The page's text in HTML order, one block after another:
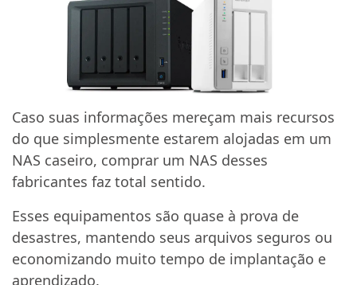
Caso suas informações mereçam mais recursos
do que simplesmente estarem alojadas em um
NAS caseiro, comprar um NAS desses
fabricantes faz total sentido.
Esses equipamentos são quase à prova de
desastres, mantendo seus arquivos seguros ou
economizando muito tempo de implantação e
aprendizado.